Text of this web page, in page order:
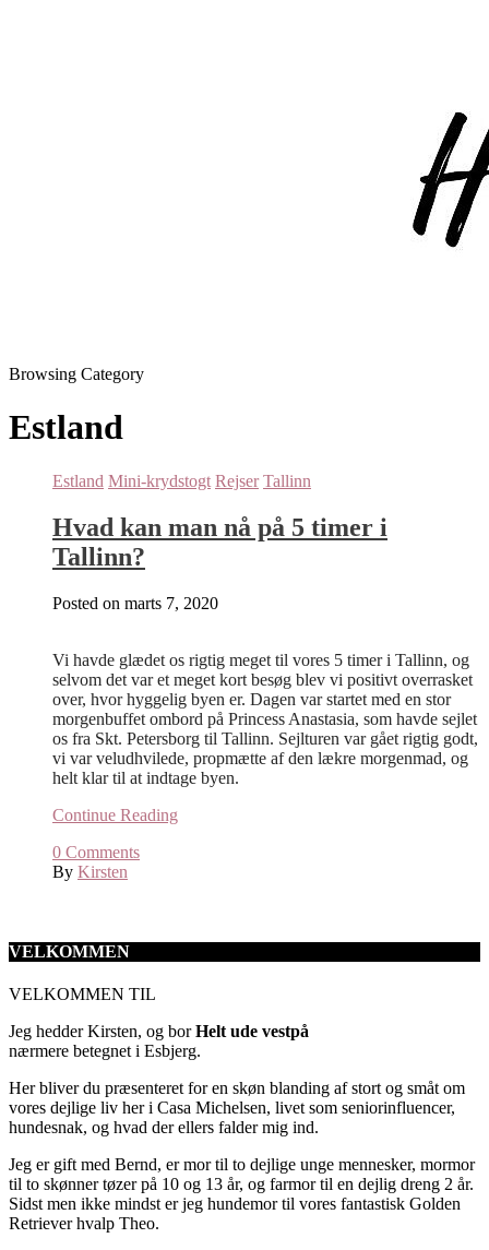
Browsing Category
Estland
Estland Mini-krydstogt Rejser Tallinn
Hvad kan man nå på 5 timer i
Tallinn?
Posted on marts 7, 2020
Vi havde glædet os rigtig meget til vores 5 timer i Tallinn, og
selvom det var et meget kort besøg blev vi positivt overrasket
over, hvor hyggelig byen er. Dagen var startet med en stor
morgenbuffet ombord på Princess Anastasia, som havde sejlet
os fra Skt. Petersborg til Tallinn. Sejlturen var gået rigtig godt,
vi var veludhvilede, propmætte af den lækre morgenmad, og
helt klar til at indtage byen.
Continue Reading
0 Comments
By Kirsten
VELKOMMEN
VELKOMMEN TIL
Jeg hedder Kirsten, og borHelt ude vestpå
nærmere betegnet i Esbjerg.
Her bliver du præsenteret for en skøn blanding af stort og småt om
vores dejlige liv her i Casa Michelsen, livet som seniorinfluencer,
hundesnak, og hvad der ellers falder mig ind.
Jeg er gift med Bernd, er mor til to dejlige unge mennesker, mormor
til to skønner tøzer på 10 og 13 år, og farmor til en dejlig dreng 2 år.
Sidst men ikke mindst er jeg hundemor til vores fantastisk Golden
Retriever hvalp Theo.